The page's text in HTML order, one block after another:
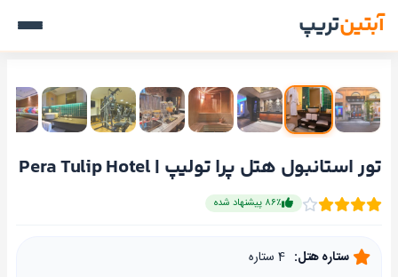
آبتینتریپ
تور استانبول هتل پرا تولیپ | Pera Tulip Hotel
۸۶٪ پیشنهاد شده
ستاره هتل: